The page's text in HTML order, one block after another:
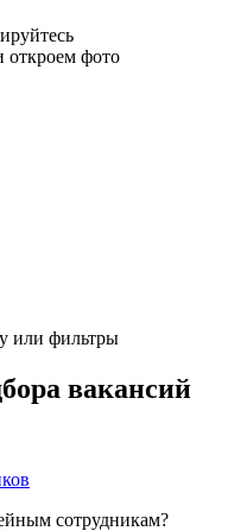
откроем фото
или фильтры
вакансий
сотрудникам?